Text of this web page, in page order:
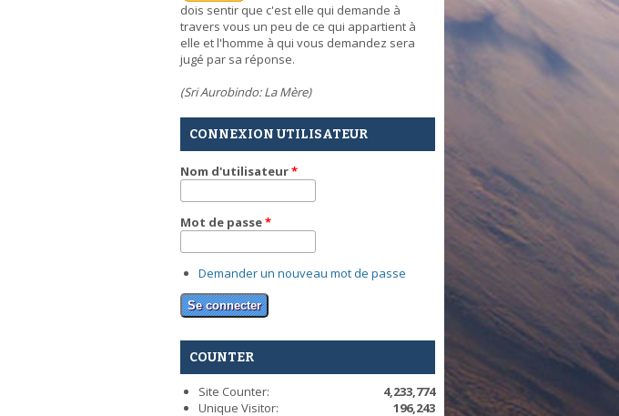
dois sentir que c'est elle qui demande à
travers vous un peu de ce qui appartient à
elle et l'homme à qui vous demandez sera
jugé par sa réponse.
(Sri Aurobindo: La Mère)
CONNEXION UTILISATEUR
Nom d'utilisateur*
Mot de passe*
Demander un nouveau mot de passe
COUNTER
Site Counter:
4,233,774
Unique Visitor:
196,243